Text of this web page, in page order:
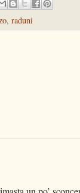
, raduni